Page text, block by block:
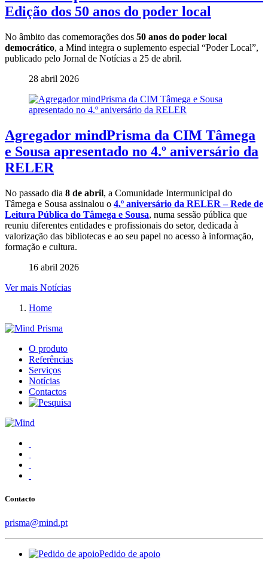
Edição dos 50 anos do poder local
No âmbito das comemorações dos 50 anos do poder local
democrático, a Mind integra o suplemento especial “Poder Local”,
publicado pelo Jornal de Notícias a 25 de abril.
28 abril 2026
Agregador mindPrisma da CIM Tâmega
e Sousa apresentado no 4.º aniversário da
RELER
No passado dia 8 de abril, a Comunidade Intermunicipal do
Tâmega e Sousa assinalou o 4.º aniversário da RELER – Rede de
Leitura Pública do Tâmega e Sousa, numa sessão pública que
reuniu diferentes entidades e profissionais do setor, dedicada à
valorização das bibliotecas e ao seu papel no acesso à informação,
formação e cultura.
16 abril 2026
Ver mais Notícias
Home
O produto
Referências
Serviços
Notícias
Contactos
Contacto
prisma@mind.pt
Pedido de apoio